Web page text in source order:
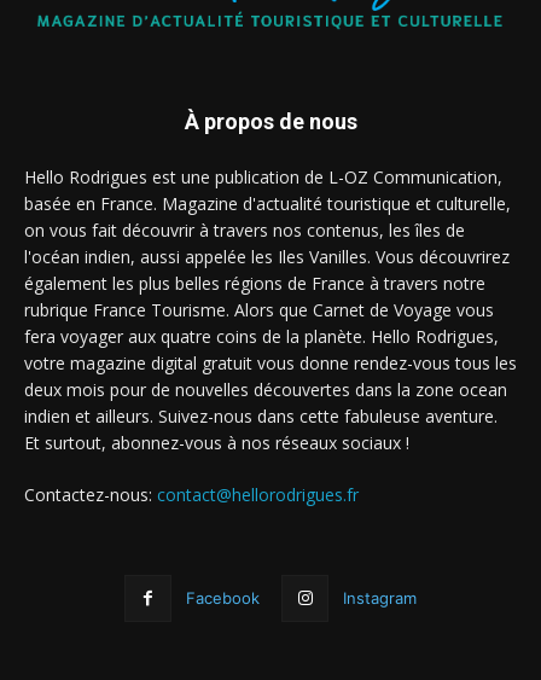
À propos de nous
Hello Rodrigues est une publication de L-OZ Communication,
basée en France. Magazine d'actualité touristique et culturelle,
on vous fait découvrir à travers nos contenus, les îles de
l'océan indien, aussi appelée les Iles Vanilles. Vous découvrirez
également les plus belles régions de France à travers notre
rubrique France Tourisme. Alors que Carnet de Voyage vous
fera voyager aux quatre coins de la planète. Hello Rodrigues,
votre magazine digital gratuit vous donne rendez-vous tous les
deux mois pour de nouvelles découvertes dans la zone ocean
indien et ailleurs. Suivez-nous dans cette fabuleuse aventure.
Et surtout, abonnez-vous à nos réseaux sociaux !
Contactez-nous: contact@hellorodrigues.fr
Facebook Instagram